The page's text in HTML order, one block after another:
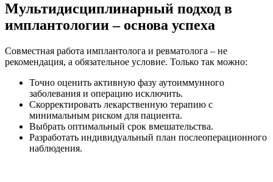
Мультидисциплинарный подход в
имплантологии – основа успеха
Совместная работа имплантолога и ревматолога – не
рекомендация, а обязательное условие. Только так можно:
Точно оценить активную фазу аутоиммунного
заболевания и операцию исключить.
Скорректировать лекарственную терапию с
минимальным риском для пациента.
Выбрать оптимальный срок вмешательства.
Разработать индивидуальный план послеоперационного
наблюдения.